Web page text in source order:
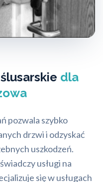
dla
pozwala szybko
drzwi i odzyskać
uszkodzeń.
świadczy usługi na
się w usługach